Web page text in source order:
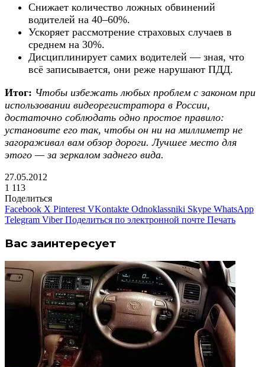
Снижает количество ложных обвинений
водителей на 40–60%.
Ускоряет рассмотрение страховых случаев в
среднем на 30%.
Дисциплинирует самих водителей — зная, что
всё записывается, они реже нарушают ПДД.
Итог: Чтобы избежать любых проблем с законом при
использовании видеорегистратора в России,
достаточно соблюдать одно простое правило:
установите его так, чтобы он ни на миллиметр не
загораживал вам обзор дороги. Лучшее место для
этого — за зеркалом заднего вида.
27.05.2012
1 113
Поделиться
Facebook X Pinterest VKontakte Odnoklassniki Skype WhatsApp
Telegram Viber Поделиться по электронной почте Печать
Вас заинтересует